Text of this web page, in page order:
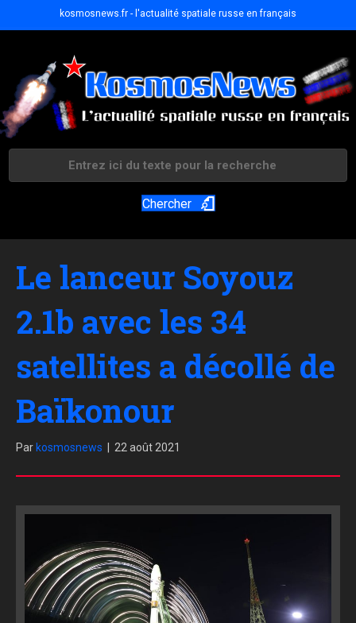
kosmosnews.fr - l'actualité spatiale russe en français
Chercher
Le lanceur Soyouz
2.1b avec les 34
satellites a décollé de
Baïkonour
Par kosmosnews 22 août 2021